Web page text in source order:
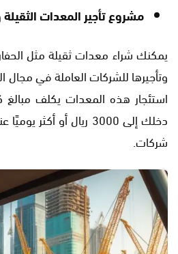
مشروع تأجير المعدات الثقيلة
يمكنك شراء معدات ثقيلة مثل
وتأجيرها للشركات العاملة في مجال
استئجار هذه المعدات يكلف
دخلك إلى 3000 ريال أو
شركات.